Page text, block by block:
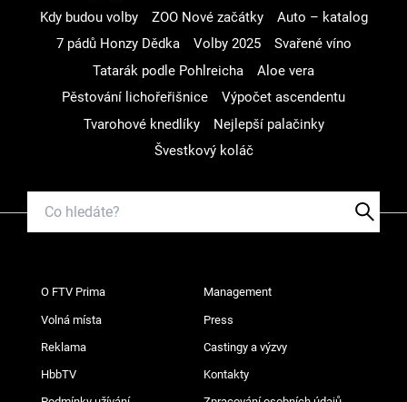
Kdy budou volby
ZOO Nové začátky
Auto – katalog
7 pádů Honzy Dědka
Volby 2025
Svařené víno
Tatarák podle Pohlreicha
Aloe vera
Pěstování lichořeřišnice
Výpočet ascendentu
Tvarohové knedlíky
Nejlepší palačinky
Švestkový koláč
O FTV Prima Management
Volná místa Press
Reklama Castingy a výzvy
HbbTV Kontakty